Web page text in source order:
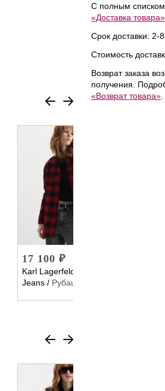
17 100 ₽
Karl Lagerfeld
Jeans / Рубашка
С полным
«Доставка товара»
Срок доставки: 2-
Стоимость
Возврат заказа
получения.
«Возврат товара»